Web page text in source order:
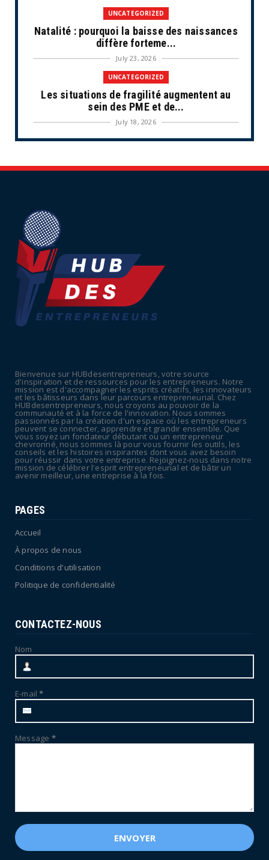
UNCATEGORIZED
Natalité : pourquoi la baisse des naissances
diffère forteme...
July 23, 2026
UNCATEGORIZED
Les situations de fragilité augmentent au
sein des PME et de...
July 18, 2026
ECONOMIE
coup de pression syn...
Tabac : les ventes chutent, les recettes
UNCATEGORIZED
Retraites : nouveau plaidoyer pour un coup
de frein sur les ...
July 09, 2026
July 08, 2026
POLITIQUE
Canicule : sept départements du Sud placés
en vigilance oran...
July 04, 2026
Bienvenue sur HUBdesentrepreneurs, votre source
d'inspiration et de ressources pour les entrepreneurs. Notre
mission est d'accompagner les esprits créatifs, les innovateurs
et les bâtisseurs dans leur parcours entrepreneurial. Chez
HUBdesentrepreneurs, nous croyons au pouvoir de la
communauté et à la force de l'innovation. Nous sommes
passionnés par la création d'un espace où les entrepreneurs
peuvent se connecter, apprendre et grandir ensemble. Que
vous soyez un fondateur débutant ou un entrepreneur
chevronné, nous sommes là pour vous fournir les outils, les
conseils et les histoires inspirantes dont vous avez besoin
pour réussir dans votre entreprise. Rejoignez-nous dans notre
mission de célébrer l'esprit entrepreneurial et de bâtir un
avenir meilleur, une entreprise à la fois.
PAGES
Accueil
À propos de nous
Conditions d'utilisation
Politique de confidentialité
CONTACTEZ-NOUS
Nom
E-mail*
Message *